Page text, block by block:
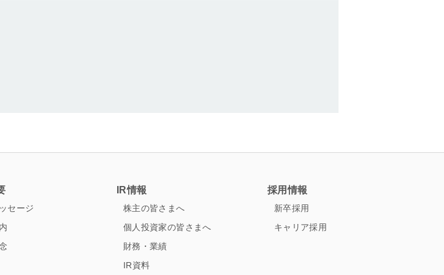
セージ
IR情報
株主の皆さまへ
個人投資家の皆さまへ
財務・業績
IR資料
採用情報
新卒採用
キャリア採用